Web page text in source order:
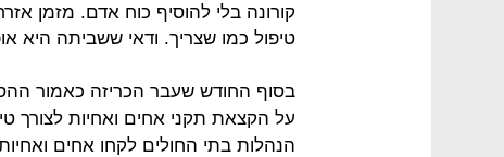
קורונה בלי להוסיף כוח אדם. מזמן
טיפול כמו שצריך. ודאי ששביתה היא
בסוף החודש שעבר הכריזה כאמור
על הקצאת תקני אחים ואחיות לצורך
הנהלות בתי החולים לקחו אחים